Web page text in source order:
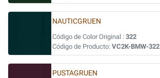
NAUTICGRUEN
Código de Color Original : 322
Código de Producto: VC2K-BMW-322
PUSTAGRUEN